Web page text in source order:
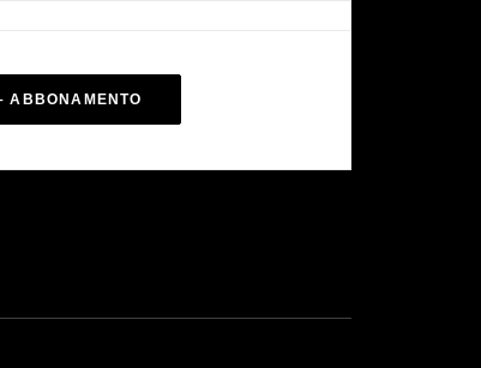
ABBONAMENTO